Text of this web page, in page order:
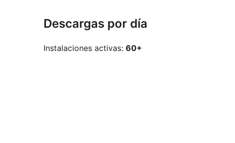
Descargas por día
Instalaciones activas: 60+